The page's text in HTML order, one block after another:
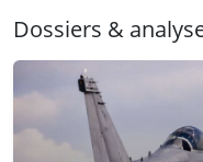
Dossiers &